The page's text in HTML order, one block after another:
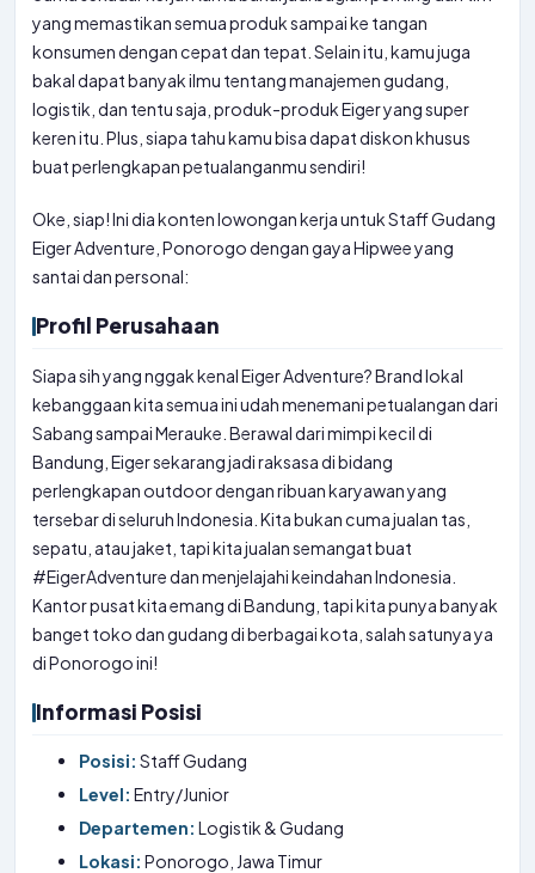
yang memastikan semua produk sampai ke tangan
konsumen dengan cepat dan tepat. Selain itu, kamu juga
bakal dapat banyak ilmu tentang manajemen gudang,
logistik, dan tentu saja, produk-produk Eiger yang super
keren itu. Plus, siapa tahu kamu bisa dapat diskon khusus
buat perlengkapan petualanganmu sendiri!
Oke, siap! Ini dia konten lowongan kerja untuk Staff Gudang
Eiger Adventure, Ponorogo dengan gaya Hipwee yang
santai dan personal:
Profil Perusahaan
Siapa sih yang nggak kenal Eiger Adventure? Brand lokal
kebanggaan kita semua ini udah menemani petualangan dari
Sabang sampai Merauke. Berawal dari mimpi kecil di
Bandung, Eiger sekarang jadi raksasa di bidang
perlengkapan outdoor dengan ribuan karyawan yang
tersebar di seluruh Indonesia. Kita bukan cuma jualan tas,
sepatu, atau jaket, tapi kita jualan semangat buat
#EigerAdventure dan menjelajahi keindahan Indonesia.
Kantor pusat kita emang di Bandung, tapi kita punya banyak
banget toko dan gudang di berbagai kota, salah satunya ya
di Ponorogo ini!
Informasi Posisi
Posisi: Staff Gudang
Level: Entry/Junior
Departemen: Logistik & Gudang
Lokasi: Ponorogo, Jawa Timur